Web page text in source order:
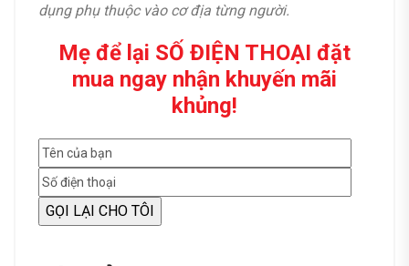
dụng phụ thuộc vào cơ địa từng người.
Mẹ để lại SỐ ĐIỆN THOẠI đặt
mua ngay nhận khuyến mãi
khủng!